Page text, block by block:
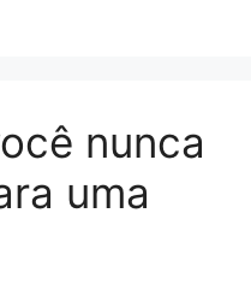
nunca
uma